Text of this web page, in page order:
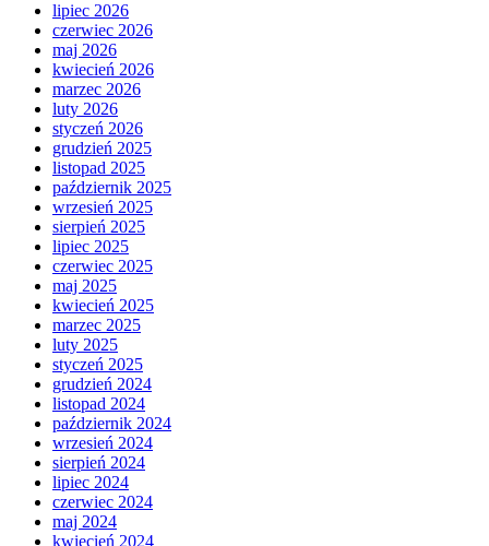
lipiec 2026
czerwiec 2026
maj 2026
kwiecień 2026
marzec 2026
luty 2026
styczeń 2026
grudzień 2025
listopad 2025
październik 2025
wrzesień 2025
sierpień 2025
lipiec 2025
czerwiec 2025
maj 2025
kwiecień 2025
marzec 2025
luty 2025
styczeń 2025
grudzień 2024
listopad 2024
październik 2024
wrzesień 2024
sierpień 2024
lipiec 2024
czerwiec 2024
maj 2024
kwiecień 2024